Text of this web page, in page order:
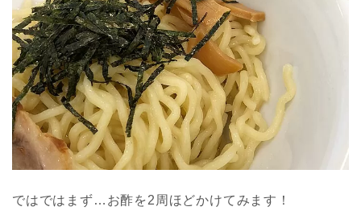
ではではまず…お酢を2周ほどかけてみます！